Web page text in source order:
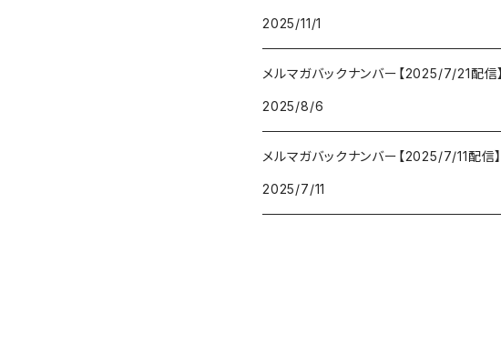
2025/11/1
メルマガバックナンバー【2025/7/21配信】
2025/8/6
メルマガバックナンバー【2025/7/11配信】
2025/7/11